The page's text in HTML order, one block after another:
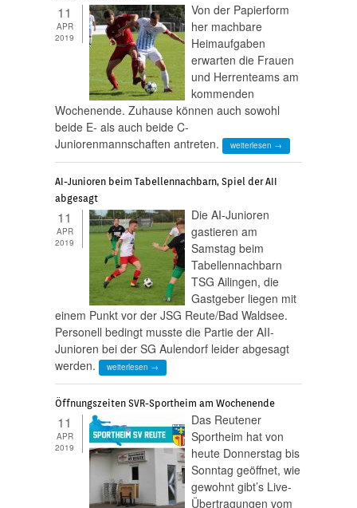
11
APR
2019
Von der Papierform
her machbare
Heimaufgaben
erwarten die Frauen
und Herrenteams am
kommenden
Wochenende. Zuhause können auch sowohl
beide E- als auch beide C-
Juniorenmannschaften antreten.
weiterlesen →
AI-Junioren beim Tabellennachbarn, Spiel der AII
abgesagt
11
APR
2019
Die AI-Junioren
gastieren am
Samstag beim
Tabellennachbarn
TSG Ailingen, die
Gastgeber liegen mit
einem Punkt vor der JSG Reute/Bad Waldsee.
Personell bedingt musste die Partie der AII-
Junioren bei der SG Aulendorf leider abgesagt
werden.
weiterlesen →
Öffnungszeiten SVR-Sportheim am Wochenende
11
APR
2019
Das Reutener
Sportheim hat von
heute Donnerstag bis
Sonntag geöffnet, wie
gewohnt gibt’s Live-
Übertragungen vom